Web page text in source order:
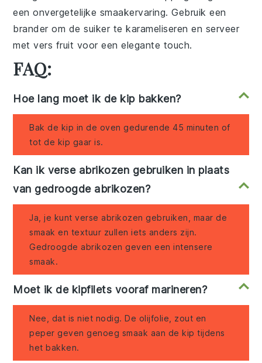
een onvergetelijke smaakervaring. Gebruik een
brander om de suiker te karameliseren en serveer
met vers fruit voor een elegante touch.
FAQ:
Hoe lang moet ik de kip bakken?
Bak de kip in de oven gedurende 45 minuten of
tot de kip gaar is.
Kan ik verse abrikozen gebruiken in plaats
van gedroogde abrikozen?
Ja, je kunt verse abrikozen gebruiken, maar de
smaak en textuur zullen iets anders zijn.
Gedroogde abrikozen geven een intensere
smaak.
Moet ik de kipfilets vooraf marineren?
Nee, dat is niet nodig. De olijfolie, zout en
peper geven genoeg smaak aan de kip tijdens
het bakken.